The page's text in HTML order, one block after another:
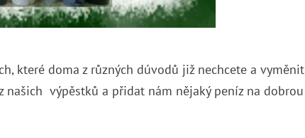
které doma z různých dúvodů již nechcete a vyměnit
výpěstků a přidat nám nějaký peníz na dobrou